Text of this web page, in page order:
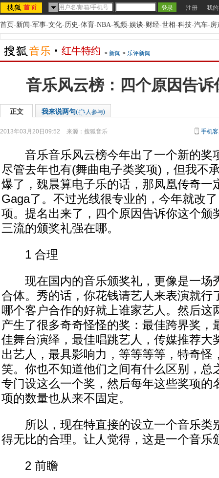
注册 我
首页-新闻-军事-文化-历史-体育-NBA-视频-娱谈-财经-世相-科技-汽车-房
> 新闻 > 乐评新闻
音乐风云榜：四个原因告诉
正文 我来说两句( 人参与)
2013年03月20日09:52 来源： 搜狐音乐 手机
音乐音乐风云榜今年出了一个新的奖
尽管去年也有(舞曲电子类奖项)，但我不
爆了，魏晨算电子乐的话，那凤凰传奇一
Gaga了。不过光线很专业的，今年就改
项。提名出来了，四个原因告诉你这个颁
三流的颁奖礼强在哪。
1 合理
现在国内的音乐颁奖礼，更像是一场
合体。秀的话，你花钱请艺人来表演就行
哪个客户合作的好就上谁家艺人。然后这
产生了很多奇奇怪怪的奖：最佳跨界奖，
佳舞台演绎，最佳唱跳艺人，传媒推荐大
出艺人，最具影响力，等等等等，特奇怪
笑。你也不知道他们之间有什么区别，总
专门设这么一个奖，然后每年这些奖项的
项的数量也从来不固定。
所以，现在特直接的设立一个音乐类
得无比的合理。让人觉得，这是一个音乐
2 前瞻